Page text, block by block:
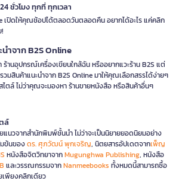
ชั่วโมง ทุกที่ ทุกเวลา
เปิดให้คุณช้อปได้ตลอดวันตลอดคืน อยากได้อะไร แค่คลิก
ำจาก B2S Online
ร้านอุปกรณ์เครื่องเขียนใกล้ฉัน หรืออยากแวะร้าน B2S แต่
วมสินค้าแนะนำจาก B2S Online มาให้คุณเลือกสรรได้ง่ายๆ
ตล์ ไม่ว่าคุณจะมองหา ร้านขายหนังสือ หรือสินค้าอื่นๆ
ล์
แนวจากสำนักพิมพ์ชั้นนำ ไม่ว่าจะเป็นนิยายยอดนิยมอย่าง
มข้นของดร. ศุภวัฒน์ พุกเจริญ, นิตยสารอัปเดตจากเพ็ญ
หนังสือจิตวิทยาจากMugunghwa Publishing, หนังสือ
และวรรณกรรมจากNanmeebooks ทั้งหมดนี้สามารถซื้อ
เพียงคลิกเดียว